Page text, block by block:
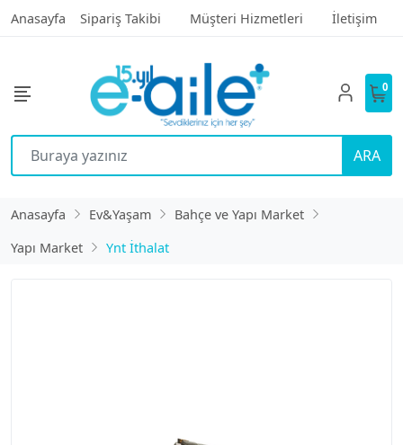
Anasayfa Sipariş Takibi Müşteri Hizmetleri İletişim
ARA
0
Anasayfa Ev&Yaşam
Bahçe ve Yapı Market
Yapı Market
Ynt İthalat